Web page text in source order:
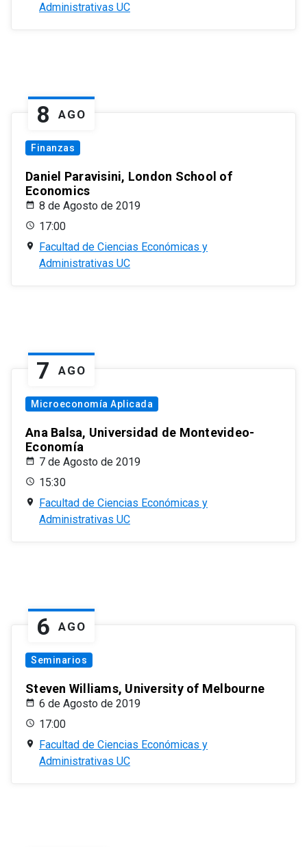
Administrativas UC
8 AGO
Finanzas
Daniel Paravisini, London School of
Economics
8 de Agosto de 2019
17:00
Facultad de Ciencias Económicas y
Administrativas UC
7 AGO
Microeconomía Aplicada
Ana Balsa, Universidad de Montevideo-
Economía
7 de Agosto de 2019
15:30
Facultad de Ciencias Económicas y
Administrativas UC
6 AGO
Seminarios
Steven Williams, University of Melbourne
6 de Agosto de 2019
17:00
Facultad de Ciencias Económicas y
Administrativas UC